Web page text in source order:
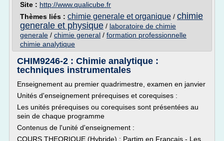
Site : http://www.qualicube.fr
Thèmes liés : chimie generale et organique / chimie
generale et physique / laboratoire de chimie
generale / chimie general / formation professionnelle
chimie analytique
CHIM9246-2 : Chimie analytique :
techniques instrumentales
Enseignement au premier quadrimestre, examen en janvier
Unités d'enseignement prérequises et corequises :
Les unités prérequises ou corequises sont présentées au
sein de chaque programme
Contenus de l'unité d'enseignement :
COURS THEORIQUE (Hybride) : Partim en Français - Les